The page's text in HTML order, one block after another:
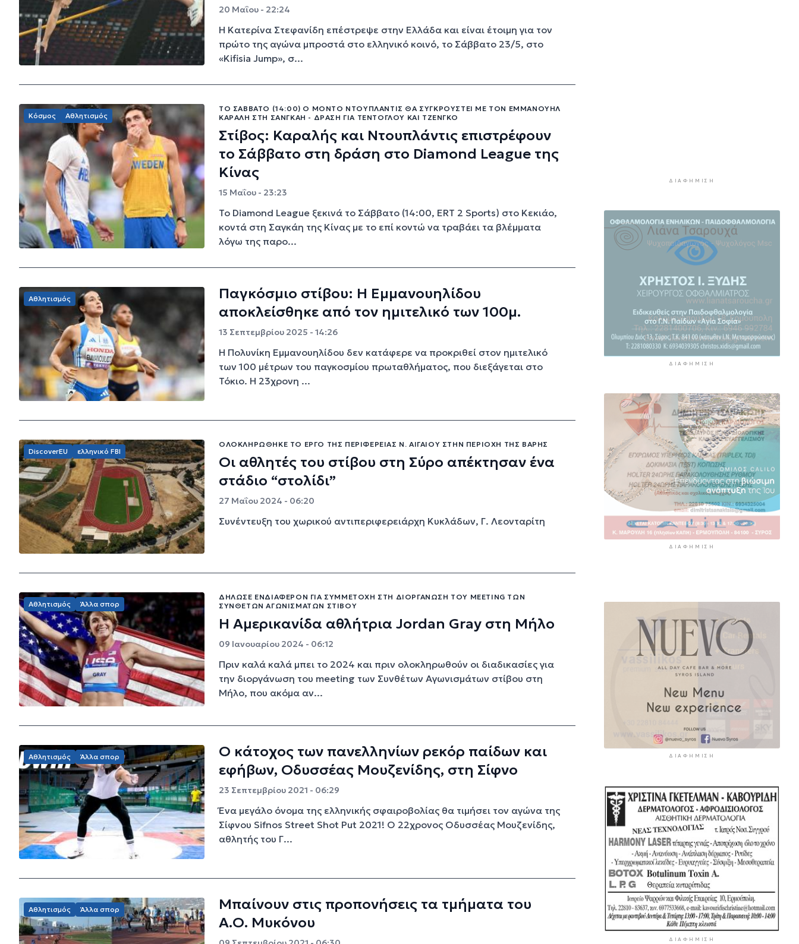
20 Μαΐου - 22:24
Η Κατερίνα Στεφανίδη επέστρεψε στην Ελλάδα και είναι έτοιμη για τον
πρώτο της αγώνα μπροστά στο ελληνικό κοινό, το Σάββατο 23/5, στο
«Kifisia Jump», σ...
Κόσμος Αθλητισμός
ΤΟ ΣΆΒΒΑΤΟ (14:00) Ο ΜΌΝΤΟ ΝΤΟΥΠΛΆΝΤΙΣ ΘΑ ΣΥΓΚΡΟΥΣΤΕΊ ΜΕ ΤΟΝ ΕΜΜΑΝΟΥΉΛ
ΚΑΡΑΛΉ ΣΤΗ ΣΑΝΓΚΆΗ - ΔΡΆΣΗ ΓΙΑ ΤΕΝΤΌΓΛΟΥ ΚΑΙ ΤΖΈΝΓΚΟ
Στίβος: Καραλής και Ντουπλάντις επιστρέφουν
το Σάββατο στη δράση στο Diamond League της
Κίνας
15 Μαΐου - 23:23
To Diamond League ξεκινά το Σάββατο (14:00, ERT 2 Sports) στο Κεκιάο,
κοντά στη Σαγκάη της Κίνας με το επί κοντώ να τραβάει τα βλέμματα
λόγω της παρο...
Αθλητισμός
Παγκόσμιο στίβου: Η Εμμανουηλίδου
αποκλείσθηκε από τον ημιτελικό των 100μ.
13 Σεπτεμβρίου 2025 - 14:26
Η Πολυνίκη Εμμανουηλίδου δεν κατάφερε να προκριθεί στον ημιτελικό
των 100 μέτρων του παγκοσμίου πρωταθλήματος, που διεξάγεται στο
Τόκιο. Η 23χρονη ...
DiscoverEU ελληνικό FBI
ΟΛΟΚΛΗΡΏΘΗΚΕ ΤΟ ΈΡΓΟ ΤΗΣ ΠΕΡΙΦΈΡΕΙΑΣ Ν. ΑΙΓΑΊΟΥ ΣΤΗΝ ΠΕΡΙΟΧΉ ΤΗΣ ΒΆΡΗΣ
Οι αθλητές του στίβου στη Σύρο απέκτησαν ένα
στάδιο “στολίδι”
27 Μαΐου 2024 - 06:20
Συνέντευξη του χωρικού αντιπεριφερειάρχη Κυκλάδων, Γ. Λεονταρίτη
Αθλητισμός Άλλα σπορ
ΔΉΛΩΣΕ ΕΝΔΙΑΦΈΡΟΝ ΓΙΑ ΣΥΜΜΕΤΟΧΉ ΣΤΗ ΔΙΟΡΓΆΝΩΣΗ ΤΟΥ MEETING ΤΩΝ
ΣΥΝΘΈΤΩΝ ΑΓΩΝΙΣΜΆΤΩΝ ΣΤΊΒΟΥ
Η Αμερικανίδα αθλήτρια Jordan Gray στη Μήλο
09 Ιανουαρίου 2024 - 06:12
Πριν καλά καλά μπει το 2024 και πριν ολοκληρωθούν οι διαδικασίες για
την διοργάνωση του meeting των Συνθέτων Αγωνισμάτων στίβου στη
Μήλο, που ακόμα αν...
Αθλητισμός Άλλα σπορ
Ο κάτοχος των πανελληνίων ρεκόρ παίδων και
εφήβων, Οδυσσέας Μουζενίδης, στη Σίφνο
23 Σεπτεμβρίου 2021 - 06:29
Ένα μεγάλο όνομα της ελληνικής σφαιροβολίας θα τιμήσει τον αγώνα της
Σίφνου Sifnos Street Shot Put 2021! Ο 22χρονος Οδυσσέας Μουζενίδης,
αθλητής του Γ...
Αθλητισμός Άλλα σπορ
Μπαίνουν στις προπονήσεις τα τμήματα του
Α.Ο. Μυκόνου
του Πειραιά
4 ώρες 26 λεπτά πρίν
Πυρκαγιές: Τι πρέπει να κάνουν
οι ταξιδιώτες που έχουν
προγραμματίσει διακοπές σε
πληγείσες περιοχές
4 ώρες 53 λεπτά πρίν
Μειωμένη Σύνταξη: Όλα όσα
πρέπει να γνωρίζετε
5 ώρες 30 λεπτά πρίν
ΔΙΑΦΉΜΙΣΗ
ΔΙΑΦΉΜΙΣΗ
ΔΙΑΦΉΜΙΣΗ
ΔΙΑΦΉΜΙΣΗ
ΔΙΑΦΉΜΙΣΗ